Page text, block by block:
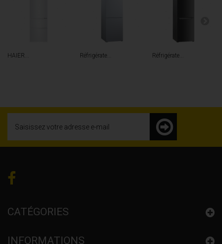
HAIER... Réfrigérate... Réfrigérate...
CATÉGORIES
INFORMATIONS